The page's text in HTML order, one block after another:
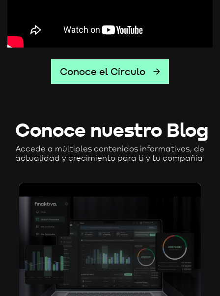
Conoce el Círculo
Conoce nuestro Blog
Accede a múltiples contenidos informativos, de
actualidad y crecimiento para ti y tu compañía